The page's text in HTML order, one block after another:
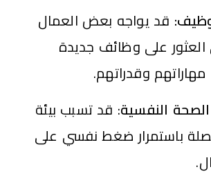
قد يواجه بعض العمال
على وظائف جديدة
وقدراتهم.
الصحة النفسية: قد تسبب بيئة
باستمرار ضغط نفسي على